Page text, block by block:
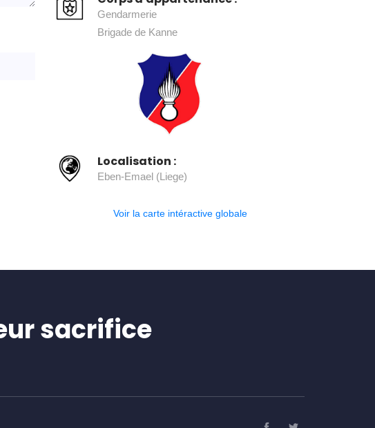
Gendarmerie
Brigade de Kanne
Localisation :
Eben-Emael (Liege)
Voir la carte intéractive globale
sacrifice